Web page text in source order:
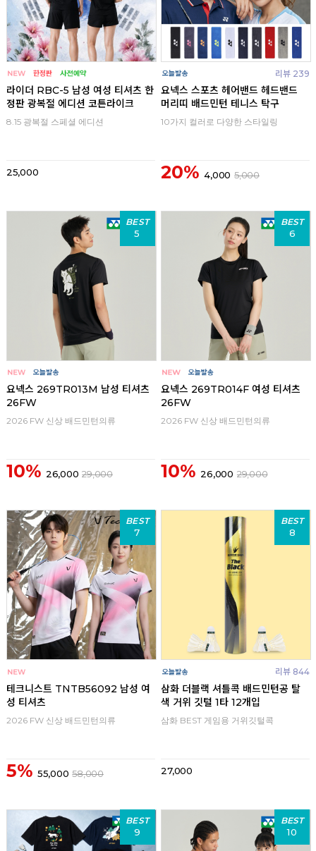
라이더 RBC-5 남성 여성 티셔츠 한
정판 광복절 에디션 코튼라이크
8.15 광복절 스페셜 에디션
25,000
리뷰 239
요넥스 스포츠 헤어밴드 헤드밴드
머리띠 배드민턴 테니스 탁구
10가지 컬러로 다양한 스타일링
20% 4,000 5,000
BEST
5
요넥스 269TR013M 남성 티셔츠
26FW
2026 FW 신상 배드민턴의류
10% 26,000 29,000
BEST
6
요넥스 269TR014F 여성 티셔츠
26FW
2026 FW 신상 배드민턴의류
10% 26,000 29,000
BEST
7
테크니스트 TNTB56092 남성 여
성 티셔츠
2026 FW 신상 배드민턴의류
5% 55,000 58,000
BEST
8
리뷰 844
삼화 더블랙 셔틀콕 배드민턴공 탈
색 거위 깃털 1타 12개입
삼화 BEST 게임용 거위깃털콕
27,000
BEST
9
BEST
10